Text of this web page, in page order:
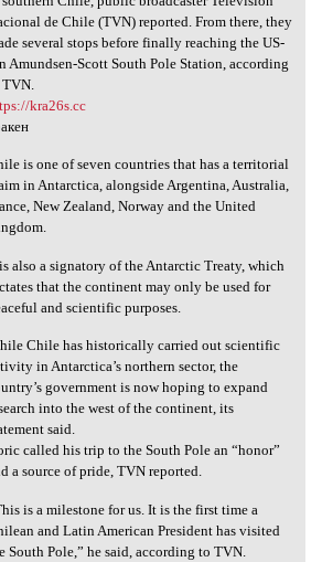
de Chile (TVN) reported. From there, they
several stops before finally reaching the US-
Amundsen-Scott South Pole Station, according
kra26s.cc
is one of seven countries that has a territorial
in Antarctica, alongside Argentina, Australia,
New Zealand, Norway and the United
also a signatory of the Antarctic Treaty, which
that the continent may only be used for
and scientific purposes.
Chile has historically carried out scientific
in Antarctica’s northern sector, the
government is now hoping to expand
into the west of the continent, its
said.
called his trip to the South Pole an “honor”
a source of pride, TVN reported.
is a milestone for us. It is the first time a
and Latin American President has visited
South Pole,” he said, according to TVN.